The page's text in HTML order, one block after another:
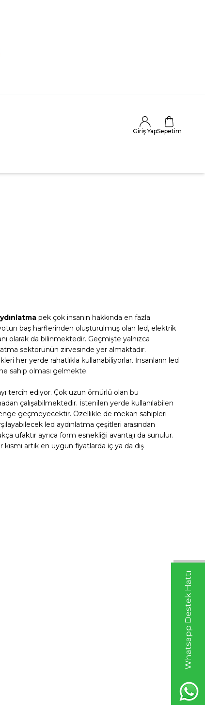
Whatsapp Destek Hattı
Giriş YapSepetim
pek çok insanın hakkında en fazla
baş harflerinden oluşturulmuş olan led, elektrik
olarak da bilinmektedir. Geçmişte yalnızca
sektörünün zirvesinde yer almaktadır.
her yerde rahatlıkla kullanabiliyorlar. İnsanların led
sahip olması gelmekte.
yı tercih ediyor. Çok uzun ömürlü olan bu
çalışabilmektedir. İstenilen yerde kullanılabilen
geçmeyecektir. Özellikle de mekan sahipleri
led aydınlatma çeşitleri arasından
ufaktır ayrıca form esnekliği avantajı da sunulur.
artık en uygun fiyatlarda iç ya da dış